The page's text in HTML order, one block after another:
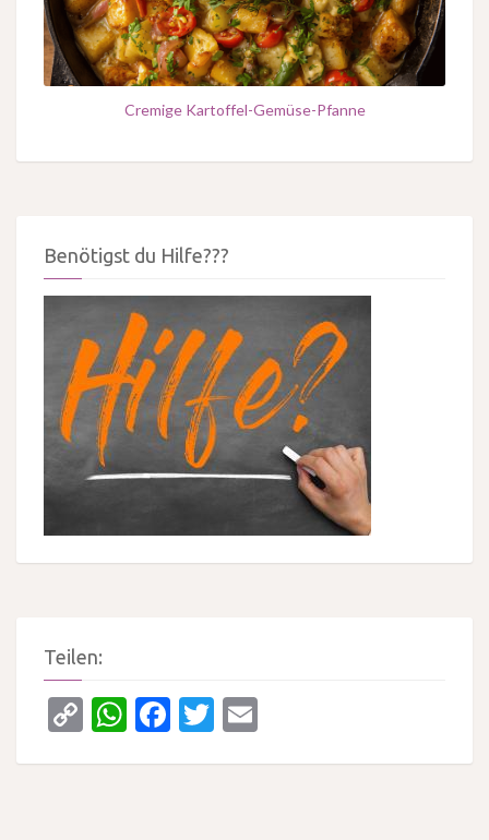
Cremige Kartoffel-Gemüse-Pfanne
Benötigst du Hilfe???
Teilen:
CopyWhatsApp
Facebook
Twitter